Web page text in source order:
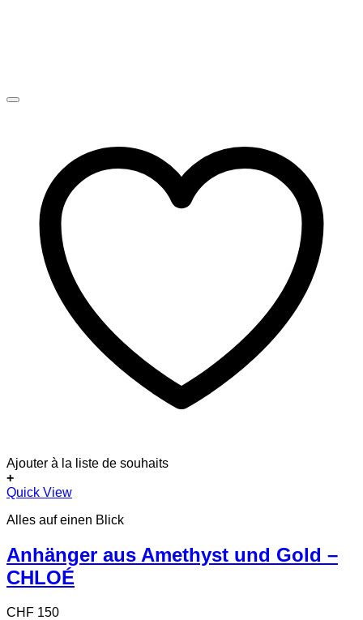
Ajouter à la liste de souhaits
+
Quick View
Alles auf einen Blick
Anhänger aus Amethyst und Gold –
CHLOÉ
CHF 150